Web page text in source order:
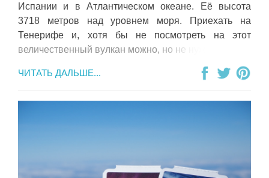
Испании и в Атлантическом океане. Её высота
3718 метров над уровнем моря. Приехать на
Тенерифе и, хотя бы не посмотреть на этот
величественный вулкан можно, но не нужно.
ЧИТАТЬ ДАЛЬШЕ...